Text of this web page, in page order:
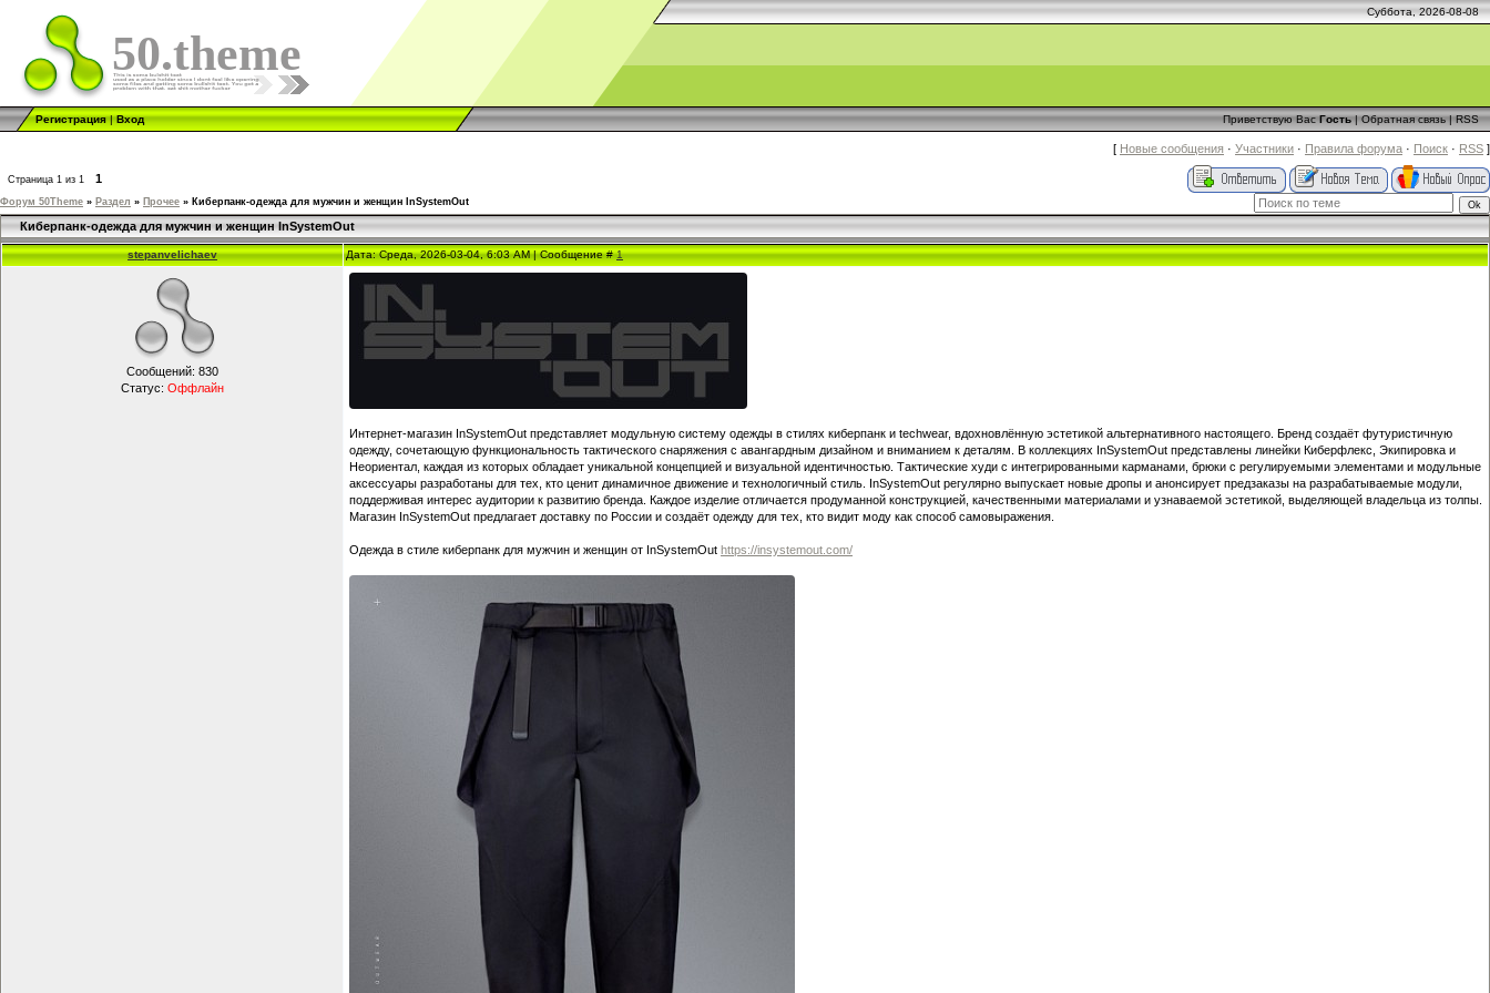
Суббота, 2026-08-08
50.theme
Регистрация|Вход Приветствую Вас Гость|Обратная связь|RSS
[ Новые сообщения · Участники · Правила форума · Поиск · RSS ]
Страница 1 из 1 1
Форум 50Theme » Раздел » Прочее » Киберпанк-одежда для мужчин и женщин InSystemOut
Киберпанк-одежда для мужчин и женщин InSystemOut
stepanvelichaev Дата: Среда, 2026-03-04, 6:03 AM | Сообщение #1
Сообщений: 830
Статус: Оффлайн
Интернет-магазин InSystemOut представляет модульную систему одежды в стилях киберпанк и techwear, вдохновлённую эстетикой альтернативного настоящего. Бренд создаёт футуристичную
одежду, сочетающую функциональность тактического снаряжения с авангардным дизайном и вниманием к деталям. В коллекциях InSystemOut представлены линейки Киберфлекс, Экипировка и
Неориентал, каждая из которых обладает уникальной концепцией и визуальной идентичностью. Тактические худи с интегрированными карманами, брюки с регулируемыми элементами и модульные
аксессуары разработаны для тех, кто ценит динамичное движение и технологичный стиль. InSystemOut регулярно выпускает новые дропы и анонсирует предзаказы на разрабатываемые модули,
поддерживая интерес аудитории к развитию бренда. Каждое изделие отличается продуманной конструкцией, качественными материалами и узнаваемой эстетикой, выделяющей владельца из толпы.
Магазин InSystemOut предлагает доставку по России и создаёт одежду для тех, кто видит моду как способ самовыражения.
Одежда в стиле киберпанк для мужчин и женщин от InSystemOut https://insystemout.com/